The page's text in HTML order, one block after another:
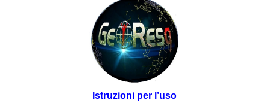
Istruzioni per l’uso